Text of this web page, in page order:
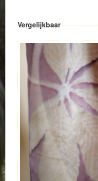
Vergelijkbaar